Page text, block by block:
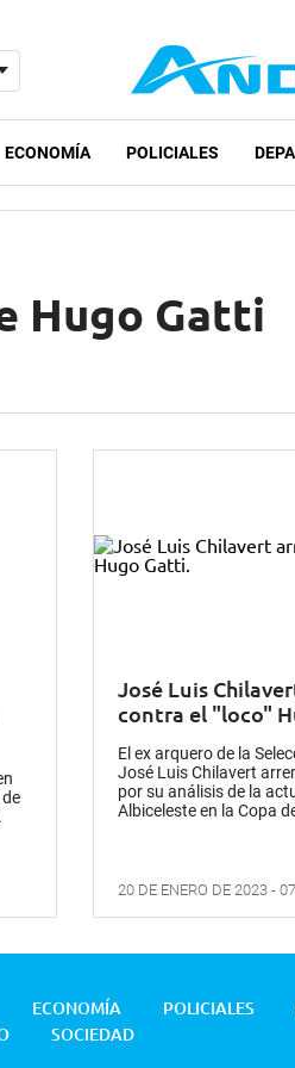
ECONOMÍA POLICIALES
Hugo Gatti
José Luis
contra el "loco"
El ex arquero de la
José Luis Chilavert
por su análisis de la
Albiceleste en la Copa
20 DE ENERO DE 2023 -
ECONOMÍA POLICIALES
SOCIEDAD